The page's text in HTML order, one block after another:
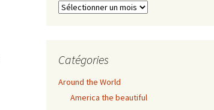
Archives
Catégories
Around the World
America the beautiful